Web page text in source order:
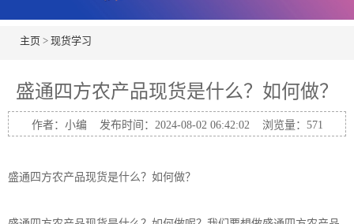
主页 > 现货学习
盛通四方农产品现货是什么？如何做？
作者：小编 发布时间：2024-08-02 06:42:02 浏览量： 571
盛通四方农产品现货是什么？如何做？